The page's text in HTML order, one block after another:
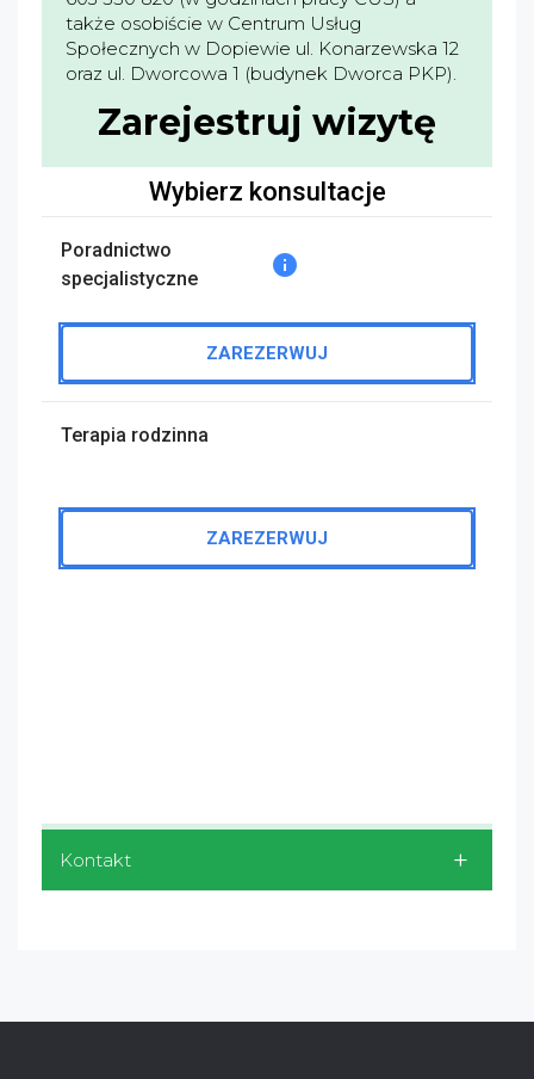
także osobiście w Centrum Usług
Społecznych w Dopiewie ul. Konarzewska 12
oraz ul. Dworcowa 1 (budynek Dworca PKP).
Zarejestruj wizytę
Kontakt